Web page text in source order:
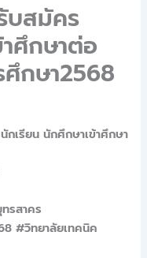
บสมัคร
ศึกษาต่อ
ศึกษา2568
กเรียน นักศึกษาเข้าศึกษา
รสาคร
#วิทยาลัยเทคนิค